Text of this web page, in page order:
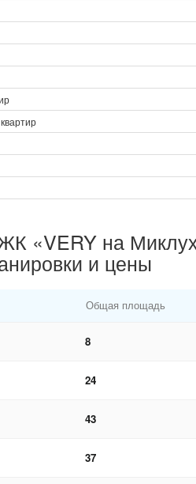
«VERY на
и цены
Общая площадь
8
24
43
37